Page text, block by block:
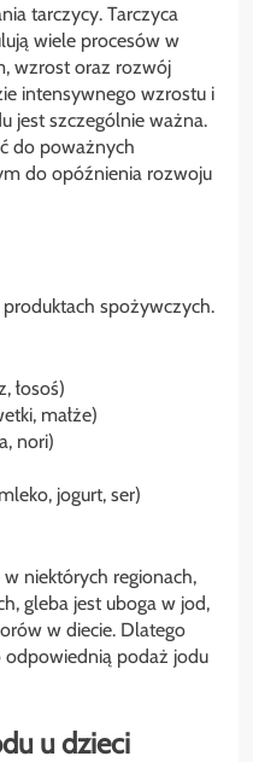
tarczycy. Tarczyca
wiele procesów w
wzrost oraz rozwój
intensywnego wzrostu i
jest szczególnie ważna.
do poważnych
do opóźnienia rozwoju
spożywczych.
łosoś)
małże)
nori)
jogurt, ser)
niektórych regionach,
gleba jest uboga w jod,
w diecie. Dlatego
odpowiednią podaż jodu
u dzieci